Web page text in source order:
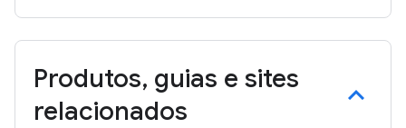
Produtos, guias e sites
relacionados